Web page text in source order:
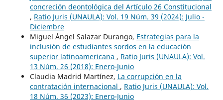
concreción deontológica del Artículo 26 Constitucional
, Ratio Juris (UNAULA): Vol. 19 Núm. 39 (2024): Julio -
Diciembre
Miguel Ángel Salazar Durango, Estrategias para la
inclusión de estudiantes sordos en la educación
superior latinoamericana , Ratio Juris (UNAULA): Vol.
13 Núm. 26 (2018): Enero-Junio
Claudia Madrid Martínez, La corrupción en la
contratación internacional , Ratio Juris (UNAULA): Vol.
18 Núm. 36 (2023): Enero-Junio